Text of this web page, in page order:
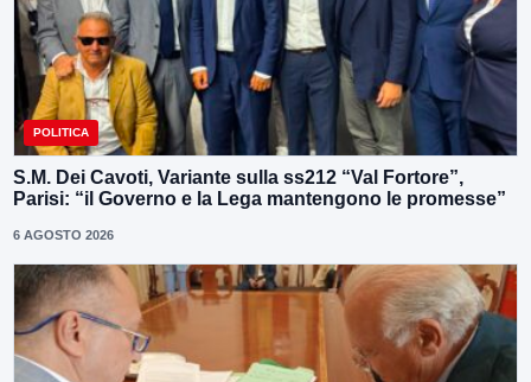
POLITICA
S.M. Dei Cavoti, Variante sulla ss212 “Val Fortore”,
Parisi: “il Governo e la Lega mantengono le promesse”
6 AGOSTO 2026